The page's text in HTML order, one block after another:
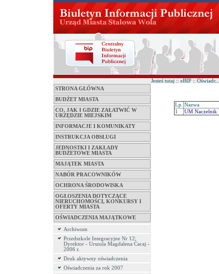
STRONA GŁÓWNA
BUDŻET MIASTA
CO, JAK I GDZIE ZAŁATWIĆ W
URZĘDZIE MIEJSKIM
INFORMACJE I KOMUNIKATY
INSTRUKCJA OBSŁUGI
JEDNOSTKI I ZAKŁADY
BUDŻETOWE MIASTA
MAJĄTEK MIASTA
NABÓR PRACOWNIKÓW
OCHRONA ŚRODOWISKA
OGŁOSZENIA DOTYCZĄCE
NIERUCHOMOŚCI, KONKURSY I
OFERTY MIASTA
OŚWIADCZENIA MAJĄTKOWE
Archiwum
Przedszkole Integracyjne Nr 12;
Dyrektor - Urszula Magdalena Cacaj -
2006 r.
Druk aktywny oświadczenia
Oświadczenia za rok 2007
Jesteś tutaj :: eBIP ::
Lp.
Nazwa
1
UM Naczelnik